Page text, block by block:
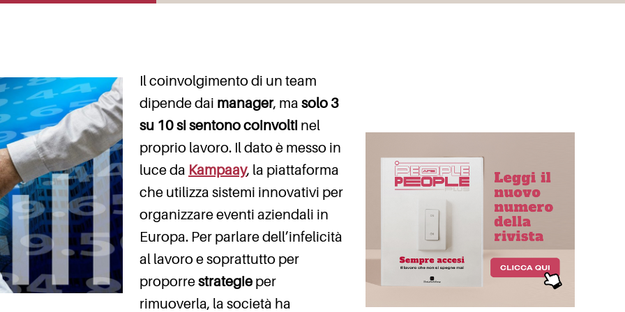
Il coinvolgimento di un team
dipende dai manager, ma solo 3
su 10 si sentono coinvolti nel
proprio lavoro. Il dato è messo in
luce da Kampaay, la piattaforma
che utilizza sistemi innovativi per
organizzare eventi aziendali in
Europa. Per parlare dell’infelicità
al lavoro e soprattutto per
proporrestrategie per
rimuoverla, la società ha